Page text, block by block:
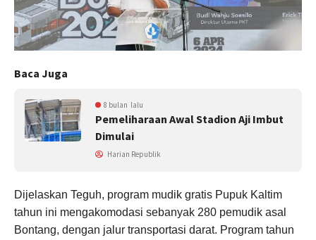
Baca Juga
8 bulan lalu
Pemeliharaan Awal Stadion Aji Imbut
Dimulai
Harian Republik
Dijelaskan Teguh, program mudik gratis Pupuk Kaltim
tahun ini mengakomodasi sebanyak 280 pemudik asal
Bontang, dengan jalur transportasi darat. Program tahun